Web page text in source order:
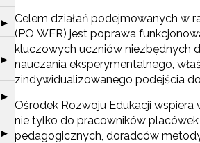
Rozwiń sekcję "Opracowanie modelu SCWEW"
▶
Rozwiń sekcję "Partnerstwo na rzecz
▶
Rozwiń sekcję "Przywództwo"
▶
Rozwiń sekcję "Pilotażowe wdrożenie modelu
▶
Celem działań podejmowanych w
(PO WER) jest poprawa
kluczowych uczniów niezbędnych
nauczania eksperymentalnego,
zindywidualizowanego podejścia
Ośrodek Rozwoju Edukacji wspiera
nie tylko do pracowników
pedagogicznych, doradców